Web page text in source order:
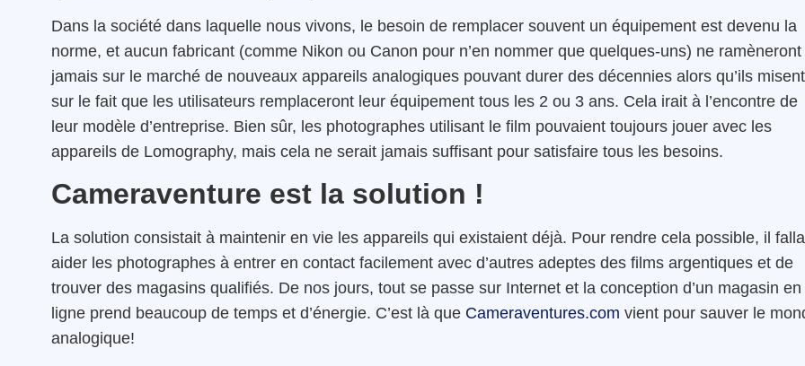
Dans la société dans laquelle nous vivons, le besoin de remplacer souvent un équipement est devenu la
norme, et aucun fabricant (comme Nikon ou Canon pour n’en nommer que quelques-uns) ne ramèneront
jamais sur le marché de nouveaux appareils analogiques pouvant durer des décennies alors qu’ils misent
sur le fait que les utilisateurs remplaceront leur équipement tous les 2 ou 3 ans. Cela irait à l’encontre de
leur modèle d’entreprise. Bien sûr, les photographes utilisant le film pouvaient toujours jouer avec les
appareils de Lomography, mais cela ne serait jamais suffisant pour satisfaire tous les besoins.
Cameraventure est la solution !
La solution consistait à maintenir en vie les appareils qui existaient déjà. Pour rendre cela possible, il
aider les photographes à entrer en contact facilement avec d’autres adeptes des films argentiques et de
trouver des magasins qualifiés. De nos jours, tout se passe sur Internet et la conception d’un magasin en
ligne prend beaucoup de temps et d’énergie. C’est là que Cameraventures.com vient pour sauver le
analogique!